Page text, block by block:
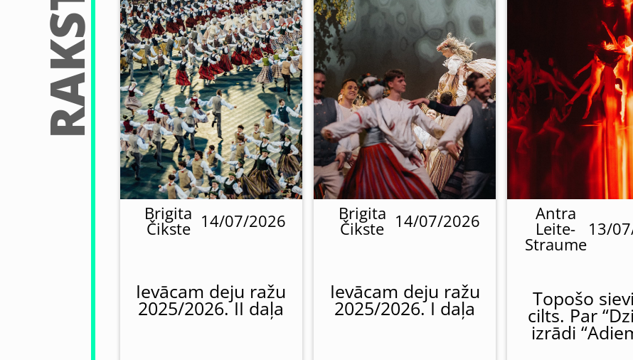
RAKSTI
Brigita
Čikste 14/07/2026
Ievācam deju ražu
2025/2026. II daļa
Brigita
Čikste 14/07/2026
Ievācam deju ražu
2025/2026. I daļa
Antra
Leite-
Straume
13/
Topošo
cilts. Par
izrādi